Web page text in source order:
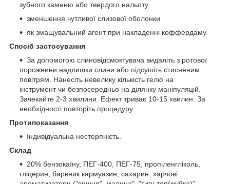
зубного каменю або твердого нальоту
зменшення чутливої ​​слизової оболонки
як змащувальний агент при накладенні коффердаму.
Спосіб застосування
За допомогою слиновідсмоктувача видаліть з ротової
порожнини надлишки слини або підсушіть стисненим
повітрям. Нанесіть невелику кількість гелю на
інструмент чи безпосередньо на ділянку маніпуляцій.
Зачекайте 2-3 хвилини. Ефект триває 10-15 хвилин. За
необхідності повторіть процедуру.
Протипоказання
Індивідуальна нестерпність.
Склад
20% бензокаїну, ПЕГ-400, ПЕГ-75, пропіленгліколь,
гліцерин, барвник кармуазин, сахарин, харчові